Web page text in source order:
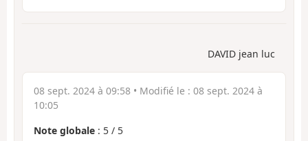
DAVID jean luc
08 sept. 2024 à 09:58 • Modifié le : 08 sept. 2024 à
10:05
Note globale : 5 / 5